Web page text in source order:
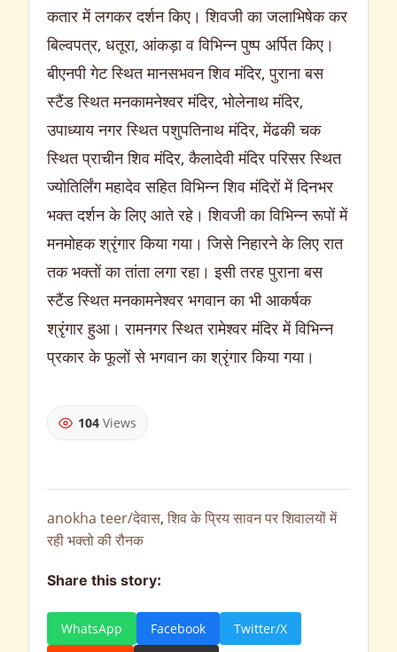
कतार में लगकर दर्शन किए। शिवजी का जलाभिषेक कर
बिल्वपत्र, धतूरा, आंकड़ा व विभिन्न पुष्प अर्पित किए।
बीएनपी गेट स्थित मानसभवन शिव मंदिर, पुराना बस
स्टैंड स्थित मनकामनेश्वर मंदिर, भोलेनाथ मंदिर,
उपाध्याय नगर स्थित पशुपतिनाथ मंदिर, मेंढकी चक
स्थित प्राचीन शिव मंदिर, कैलादेवी मंदिर परिसर स्थित
ज्योतिर्लिंग महादेव सहित विभिन्न शिव मंदिरों में दिनभर
भक्त दर्शन के लिए आते रहे। शिवजी का विभिन्न रूपों में
मनमोहक श्रृंगार किया गया। जिसे निहारने के लिए रात
तक भक्तों का तांता लगा रहा। इसी तरह पुराना बस
स्टैंड स्थित मनकामनेश्वर भगवान का भी आकर्षक
श्रृंगार हुआ। रामनगर स्थित रामेश्वर मंदिर में विभिन्न
प्रकार के फूलों से भगवान का श्रृंगार किया गया।
104 Views
anokha teer/देवास, शिव के प्रिय सावन पर शिवालयों में
रही भक्तो की रौनक
Share this story:
WhatsApp Facebook
Twitter/X